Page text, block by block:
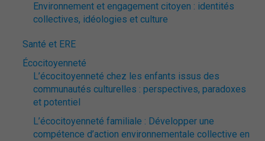
Environnement et engagement citoyen : identités
collectives, idéologies et culture
Santé et ERE
Écocitoyenneté
L’écocitoyenneté chez les enfants issus des
communautés culturelles : perspectives, paradoxes
et potentiel
L’écocitoyenneté familiale : Développer une
compétence d’action environnementale collective en